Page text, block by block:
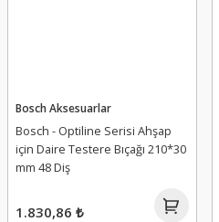
Bosch Aksesuarlar
Bosch - Optiline Serisi Ahşap
için Daire Testere Bıçağı 210*30
mm 48 Diş
1.830,86 ₺